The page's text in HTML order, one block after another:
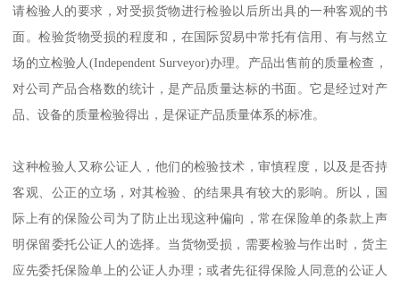
请检验人的要求，对受损货物进行检验以后所出具的一种客观的书
面。检验货物受损的程度和，在国际贸易中常托有信用、有与然立
场的立检验人(Independent Surveyor)办理。产品出售前的质量检查，
对公司产品合格数的统计，是产品质量达标的书面。它是经过对产
品、设备的质量检验得出，是保证产品质量体系的标准。
这种检验人又称公证人，他们的检验技术，审慎程度，以及是否持
客观、公正的立场，对其检验、的结果具有较大的影响。所以，国
际上有的保险公司为了防止出现这种偏向，常在保险单的条款上声
明保留委托公证人的选择。当货物受损，需要检验与作出时，货主
应先委托保险单上的公证人办理；或者先征得保险人同意的公证人